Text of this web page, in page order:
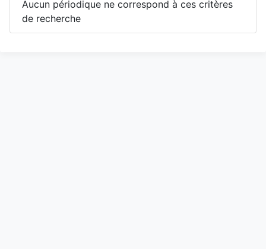
Aucun périodique ne correspond à ces critères
de recherche